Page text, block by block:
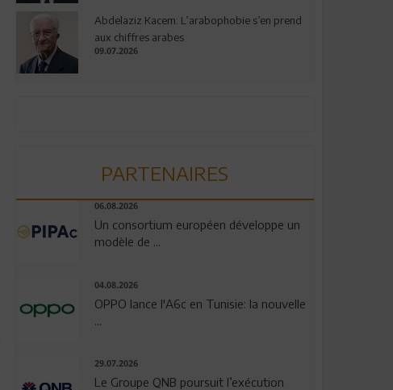
Abdelaziz Kacem: L’arabophobie s’en prend
aux chiffres arabes
09.07.2026
PARTENAIRES
06.08.2026
Un consortium européen développe un
modèle de ...
04.08.2026
OPPO lance l'A6c en Tunisie: la nouvelle
29.07.2026
Le Groupe QNB poursuit l’exécution